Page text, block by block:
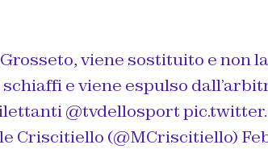
viene sostituito e non
e viene espulso
@tvdellosport
Criscitiello (@MCriscitiello)